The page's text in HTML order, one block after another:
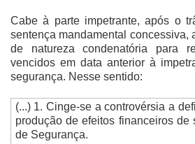
Cabe à parte impetrante, após o
sentença mandamental concessiva,
de natureza condenatória para
vencidos em data anterior à
segurança. Nesse sentido:
(...) 1. Cinge-se a controvérsia a
produção de efeitos financeiros de
de Segurança.